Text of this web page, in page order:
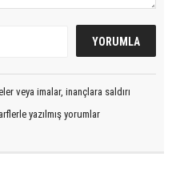
veya imalar, inançlara saldırı
yazılmış yorumlar